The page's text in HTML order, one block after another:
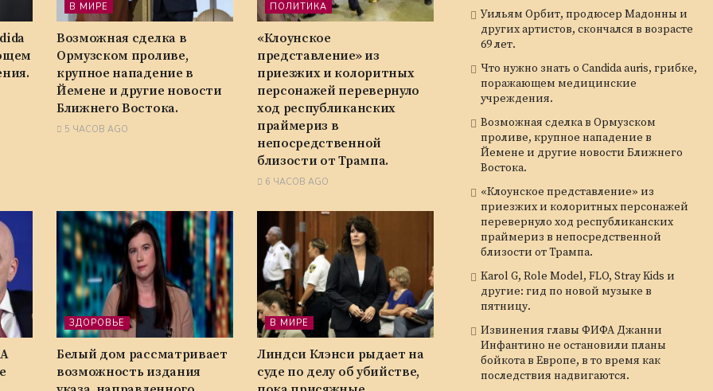
В МИРЕ
Возможная сделка в
Ормузском проливе,
крупное нападение в
Йемене и другие новости
Ближнего Востока.
5 ЧАСОВ AGO
ПОЛИТИКА
«Клоунское
представление» из
приезжих и колоритных
персонажей перевернуло
ход республиканских
праймериз в
непосредственной
близости от Трампа.
6 ЧАСОВ AGO
ЗДОРОВЬЕ
Белый дом рассматривает
возможность издания
В МИРЕ
Линдси Клэнси рыдает на
суде по делу об убийстве,
Уильям Орбит, продюсер Мадонны и
других артистов, скончался в возрасте
69 лет.
Что нужно знать о Candida auris, грибке,
поражающем медицинские
учреждения.
Возможная сделка в Ормузском
проливе, крупное нападение в
Йемене и другие новости Ближнего
Востока.
«Клоунское представление» из
приезжих и колоритных персонажей
перевернуло ход республиканских
праймериз в непосредственной
близости от Трампа.
Karol G, Role Model, FLO, Stray Kids и
другие: гид по новой музыке в
пятницу.
Извинения главы ФИФА Джанни
Инфантино не остановили планы
бойкота в Европе, в то время как
последствия надвигаются.